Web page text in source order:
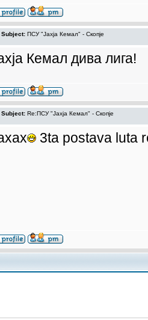
Subject: ПCУ "Јахја Кемал" - Скопје
Кемал дива лига!
Subject: Re:ПCУ "Јахја Кемал" - Скопје
3ta postava luta